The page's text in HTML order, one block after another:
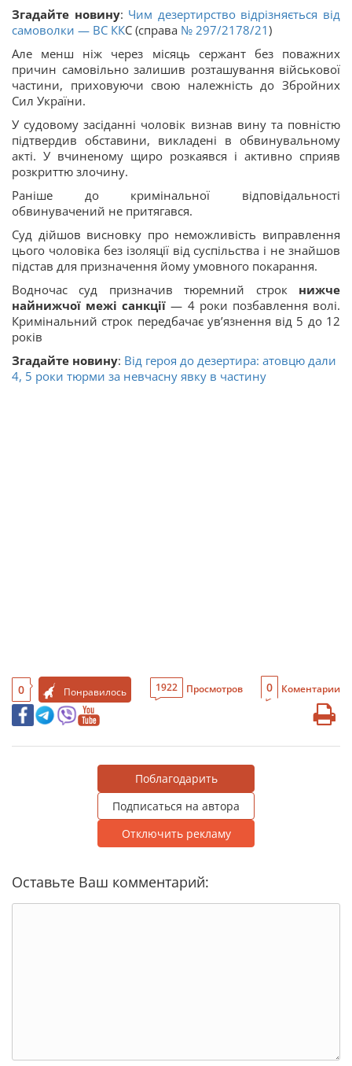
Згадайте новину: Чим дезертирство відрізняється від
самоволки — ВС ККС (справа № 297/2178/21)
Але менш ніж через місяць сержант без поважних
причин самовільно залишив розташування військової
частини, приховуючи свою належність до Збройних
Сил України.
У судовому засіданні чоловік визнав вину та повністю
підтвердив обставини, викладені в обвинувальному
акті. У вчиненому щиро розкаявся і активно сприяв
розкриттю злочину.
Раніше до кримінальної відповідальності
обвинувачений не притягався.
Суд дійшов висновку про неможливість виправлення
цього чоловіка без ізоляції від суспільства і не знайшов
підстав для призначення йому умовного покарання.
Водночас суд призначив тюремний строк нижче
найнижчої межі санкції— 4 роки позбавлення волі.
Кримінальний строк передбачає увʼязнення від 5 до 12
років
Згадайте новину: Від героя до дезертира: атовцю дали
4, 5 роки тюрми за невчасну явку в частину
0 Понравилось 1922 Просмотров 0 Коментарии
Поблагодарить
Подписаться на автора
Отключить рекламу
Оставьте Ваш комментарий: